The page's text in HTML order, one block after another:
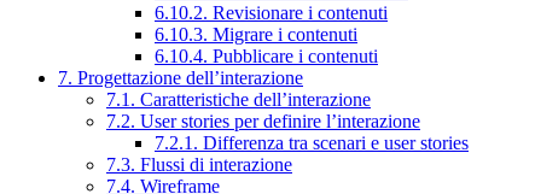
6.10.2. Revisionare i contenuti
6.10.3. Migrare i contenuti
6.10.4. Pubblicare i contenuti
7. Progettazione dell’interazione
7.1. Caratteristiche dell’interazione
7.2. User stories per definire l’interazione
7.2.1. Differenza tra scenari e user stories
7.3. Flussi di interazione
7.4. Wireframe